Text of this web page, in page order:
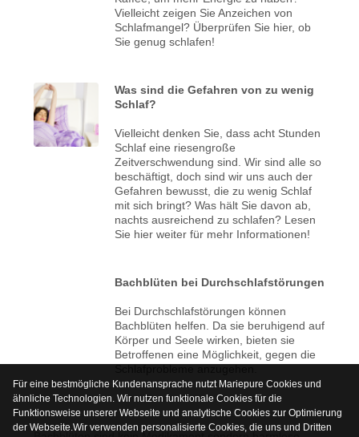
Vielleicht zeigen Sie Anzeichen von
Schlafmangel? Überprüfen Sie hier, ob
Sie genug schlafen!
Was sind die Gefahren von zu wenig
Schlaf?
Vielleicht denken Sie, dass acht Stunden
Schlaf eine riesengroße
Zeitverschwendung sind. Wir sind alle so
beschäftigt, doch sind wir uns auch der
Gefahren bewusst, die zu wenig Schlaf
mit sich bringt? Was hält Sie davon ab,
nachts ausreichend zu schlafen? Lesen
Sie hier weiter für mehr Informationen!
Bachblüten bei Durchschlafstörungen
Bei Durchschlafstörungen können
Bachblüten helfen. Da sie beruhigend auf
Körper und Seele wirken, bieten sie
Betroffenen eine Möglichkeit, gegen die
Für eine bestmögliche Kundenansprache nutzt Mariepure Cookies und
ähnliche Technologien. Wir nutzen funktionale Cookies für die
Funktionsweise unserer Webseite und analytische Cookies zur Optimierung
der Webseite.Wir verwenden personalisierte Cookies, die uns und Dritten